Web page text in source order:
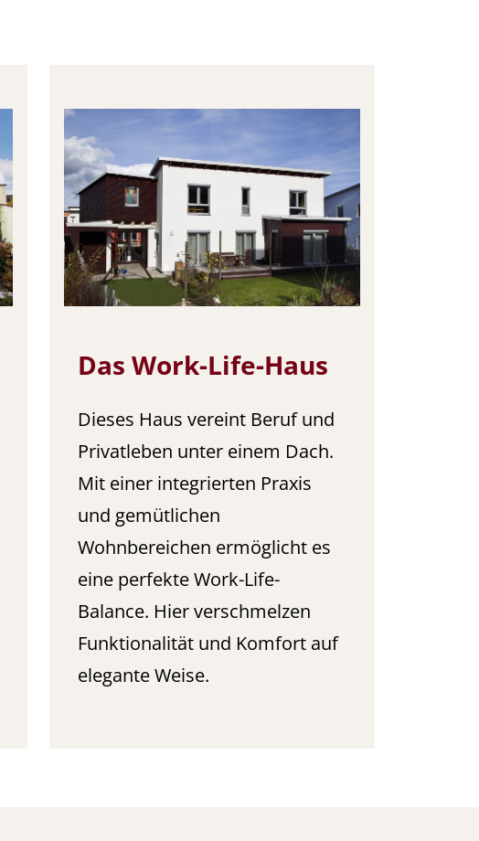
Das Work-Life-Haus
Dieses Haus vereint Beruf und
Privatleben unter einem Dach.
Mit einer integrierten Praxis
und gemütlichen
Wohnbereichen ermöglicht es
eine perfekte Work-Life-
Balance. Hier verschmelzen
Funktionalität und Komfort auf
elegante Weise.